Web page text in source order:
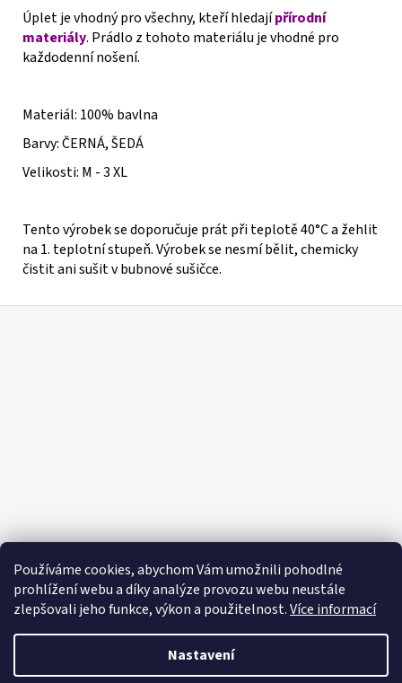
Používáme cookies, abychom Vám umožnili pohodlné
prohlížení webu a díky analýze provozu webu neustále
zlepšovali jeho funkce, výkon a použitelnost.Více informací
Nastavení
Úplet je vhodný pro všechny, kteří hledajípřírodní
materiály. Prádlo z tohoto materiálu je vhodné pro
každodenní nošení.
Materiál: 100% bavlna
Barvy: ČERNÁ, ŠEDÁ
Velikosti: M - 3 XL
Tento výrobek se doporučuje prát při teplotě 40°C a žehlit
na 1. teplotní stupeň. Výrobek se nesmí bělit, chemicky
čistit ani sušit v bubnové sušičce.